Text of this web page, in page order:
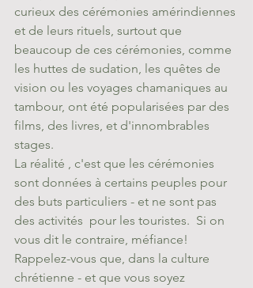
curieux des cérémonies amérindiennes
et de leurs rituels, surtout que
beaucoup de ces cérémonies, comme
les huttes de sudation, les quêtes de
vision ou les voyages chamaniques au
tambour, ont été popularisées par des
films, des livres, et d'innombrables
stages.
La réalité , c'est que les cérémonies
sont données à certains peuples pour
des buts particuliers - et ne sont pas
des activités  pour les touristes.  Si on
vous dit le contraire, méfiance!
Rappelez-vous que, dans la culture
chrétienne - et que vous soyez